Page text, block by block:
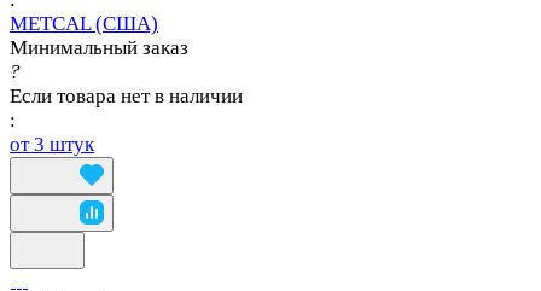
METCAL (США)
Минимальный заказ
?
Если товара нет в наличии
:
от 3 штук